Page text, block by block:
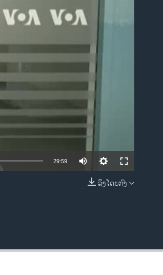
EMBED
29:59
ລິງໂດຍກົງ